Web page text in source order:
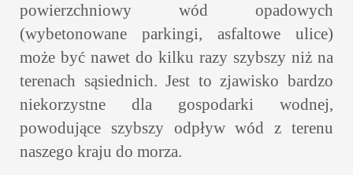
powierzchniowy wód opadowych
(wybetonowane parkingi, asfaltowe ulice)
może być nawet do kilku razy szybszy niż na
terenach sąsiednich. Jest to zjawisko bardzo
niekorzystne dla gospodarki wodnej,
powodujące szybszy odpływ wód z terenu
naszego kraju do morza.